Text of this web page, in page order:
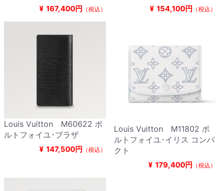
¥ 167,400円 （税込） ¥ 154,100円 （税込）
Louis Vuitton M60622 ポ
ルトフォイユ･ブラザ
¥ 147,500円 （税込）
Louis Vuitton M11802 ポ
ルトフォイユ･イリス コンパ
クト
¥ 179,400円 （税込）